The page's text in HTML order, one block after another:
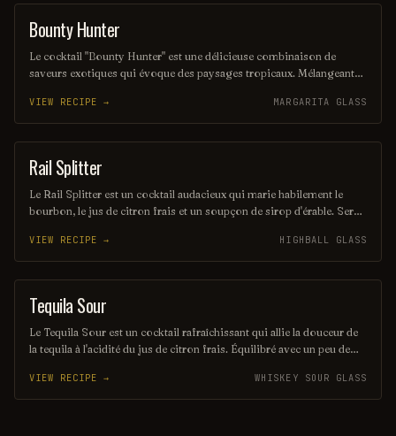
COCKTAIL
Bounty Hunter
Le cocktail "Bounty Hunter" est une délicieuse combinaison de
saveurs exotiques qui évoque des paysages tropicaux. Mélangeant
expérience rafraîchissante et envoûtante, parfaite pour les amateurs
de cocktails d'été. Sa présentation colorée et son goût unique en
font un véritable trésor à découvrir.
VIEW RECIPE → MARGARITA GLASS
COCKTAIL
Rail Splitter
Le Rail Splitter est un cocktail audacieux qui marie habilement le
bourbon, le jus de citron frais et un soupçon de sirop d'érable. Servi
évoquant les saveurs rustiques du terroir américain. Parfait pour les
amateurs de cocktails classiques revisités, il saura séduire vos
papilles.
VIEW RECIPE → HIGHBALL GLASS
ORDINARY DRINK
Tequila Sour
Le Tequila Sour est un cocktail rafraîchissant qui allie la douceur de
la tequila à l'acidité du jus de citron frais. Équilibré avec un peu de
veloutée, il offre une expérience gustative à la fois vive et onctueuse.
Parfait pour les amateurs de cocktails qui recherchent une touche
VIEW RECIPE → WHISKEY SOUR GLASS